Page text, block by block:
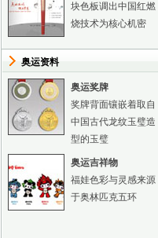
块色板调出中国红燃
烧技术为核心机密
奥运资料
奥运奖牌
奖牌背面镶嵌着取自
中国古代龙纹玉璧造
型的玉璧
奥运吉祥物
福娃色彩与灵感来源
于奥林匹克五环